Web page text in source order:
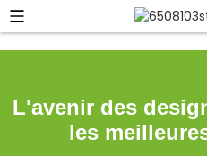
L'avenir des
les